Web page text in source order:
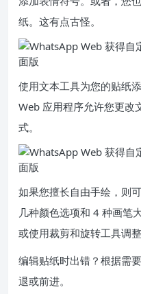
纸。这有点古怪。
使用文本工具为您的贴纸
Web 应用程序允许您更改
式。
如果您擅长自由手绘，则
几种颜色选项和 4 种画笔
或使用裁剪和旋​​转工具调整
编辑贴纸时出错？根据需
退或前进。